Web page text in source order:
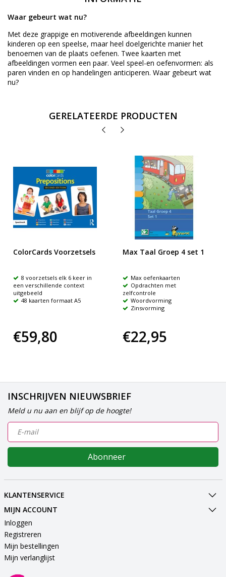
Waar gebeurt wat nu?
Met deze grappige en motiverende afbeeldingen kunnen
kinderen op een speelse, maar heel doelgerichte manier het
benoemen van de plaats oefenen. Twee kaarten met
afbeeldingen vormen een paar. Veel speel-en oefenvormen: als
paren vinden en op handelingen anticiperen. Waar gebeurt wat
nu?
GERELATEERDE PRODUCTEN
ColorCards Voorzetsels
8 voorzetsels elk 6 keer in
een verschillende context
uitgebeeld
48 kaarten formaat A5
€59,80
Max Taal Groep 4 set 1
Max oefenkaarten
Opdrachten met
zelfcontrole
Woordvorming
Zinsvorming
€22,95
INSCHRIJVEN NIEUWSBRIEF
Meld u nu aan en blijf op de hoogte!
Abonneer
KLANTENSERVICE
MIJN ACCOUNT
Inloggen
Registreren
Mijn bestellingen
Mijn verlanglijst